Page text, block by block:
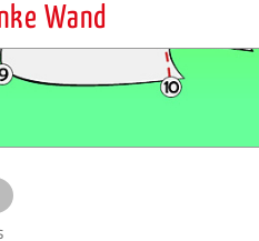
Wand